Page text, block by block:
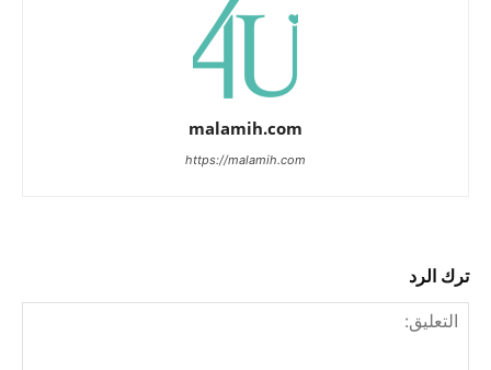
malamih.com
https://malamih.com
ترك الرد